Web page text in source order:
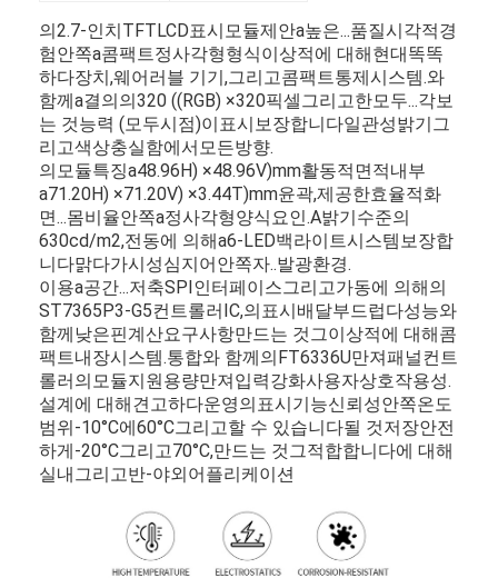
의2.7-인치TFTLCD표시모듈제안a높은...품질시각적경
험안쪽a콤팩트정사각형형식이상적에 대해현대똑똑
하다장치,웨어러블 기기,그리고콤팩트통제시스템.와
함께a결의의320 ((RGB) ×320픽셀그리고한모두...각보
는 것능력 (모두시점)이표시보장합니다일관성밝기그
리고색상충실함에서모든방향.
의모듈특징a48.96H) ×48.96V)mm활동적 면적내부
a71.20H) ×71.20V) ×3.44T)mm윤곽,제공한효율적화
면...몸비율안쪽a정사각형양식요인.A밝기수준의
630cd/m2,전동에 의해a6-LED백라이트시스템보장합
니다맑다가시성심지어안쪽자..발광환경.
이용a공간...저축SPI인터페이스그리고가동에 의해의
ST7365P3-G5컨트롤러IC,의표시배달부드럽다성능와
함께 낮은핀계산요구사항만드는 것그이상적에 대해콤
팩트내장시스템.통합와 함께의FT6336U만져패널컨트
롤러의모듈지원용량만져입력강화사용자상호작용성.
설계에 대해견고하다운영의표시기능신뢰성안쪽온도
범위-10°C에60°C그리고할 수 있습니다될 것저장안전
하게-20°C그리고70°C,만드는 것그적합합니다에 대해
실내그리고반-야외어플리케이션